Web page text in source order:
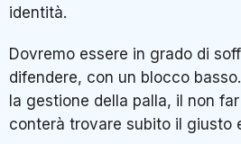
identità.
Dovremo essere in grado di
difendere, con un blocco
la gestione della palla, il non
conterà trovare subito il giusto